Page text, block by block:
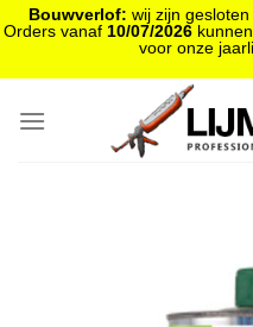
Bouwverlof: wij zijn gesloten
Orders vanaf 10/07/2026
voor onze